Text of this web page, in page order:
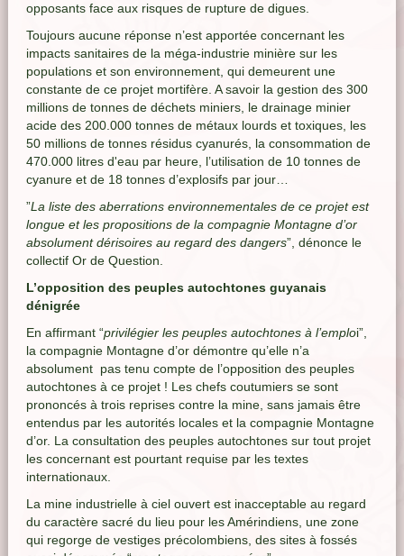
opposants face aux risques de rupture de digues.
Toujours aucune réponse n’est apportée concernant les
impacts sanitaires de la méga-industrie minière sur les
populations et son environnement, qui demeurent une
constante de ce projet mortifère. A savoir la gestion des 300
millions de tonnes de déchets miniers, le drainage minier
acide des 200.000 tonnes de métaux lourds et toxiques, les
50 millions de tonnes résidus cyanurés, la consommation de
470.000 litres d'eau par heure, l’utilisation de 10 tonnes de
cyanure et de 18 tonnes d’explosifs par jour…
”La liste des aberrations environnementales de ce projet est
longue et les propositions de la compagnie Montagne d’or
absolument dérisoires au regard des dangers”, dénonce le
collectif Or de Question.
L’opposition des peuples autochtones guyanais
dénigrée
En affirmant “privilégier les peuples autochtones à l’emploi”,
la compagnie Montagne d’or démontre qu’elle n’a
absolument pas tenu compte de l’opposition des peuples
autochtones à ce projet ! Les chefs coutumiers se sont
prononcés à trois reprises contre la mine, sans jamais être
entendus par les autorités locales et la compagnie Montagne
d’or. La consultation des peuples autochtones sur tout projet
les concernant est pourtant requise par les textes
internationaux.
La mine industrielle à ciel ouvert est inacceptable au regard
du caractère sacré du lieu pour les Amérindiens, une zone
qui regorge de vestiges précolombiens, des sites à fossés